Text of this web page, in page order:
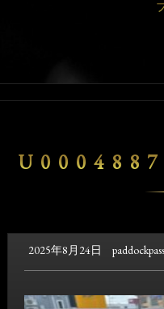
2025年8月24日 paddockpass